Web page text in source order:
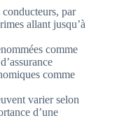
conducteurs, par
allant jusqu’à
comme
comme
varier selon
d’une